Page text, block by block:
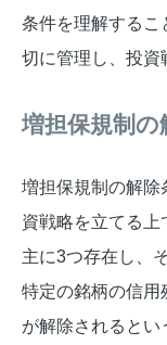
条件を理解するこ
切に管理し、投資
増担保規制
増担保規制の解除
資戦略を立てる上
主に3つ存在し、
特定の銘柄の信用
が解除されると